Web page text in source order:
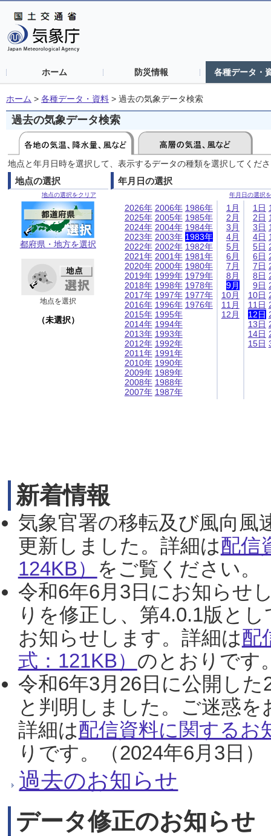
ホーム 防災情報 各種データ・
ホーム > 各種データ・資料 > 過去の気象データ検索
過去の気象データ検索
地点と年月日時を選択して、表示するデータの種類を選択してくだ
地点の選択
地点の選択をクリア
都府県・地方を選択
地点を選択
（未選択）
年月日の選択
年月日の選択
2026年
2025年
2024年
2023年
2022年
2021年
2020年
2019年
2018年
2017年
2016年
2015年
2014年
2013年
2012年
2011年
2010年
2009年
2008年
2007年
2006年
2005年
2004年
2003年
2002年
2001年
2000年
1999年
1998年
1997年
1996年
1995年
1994年
1993年
1992年
1991年
1990年
1989年
1988年
1987年
1986年
1985年
1984年
1983年
1982年
1981年
1980年
1979年
1978年
1977年
1976年
1月
2月
3月
4月
5月
6月
7月
8月
9月
10月
11月
12月
1日
2日
3日
4日
5日
6日
7日
8日
9日
10日
11日
12日
13日
14日
15日
新着情報
気象官署の移転及び風向風
更新しました。詳細は配信
124KB） をご覧ください。
令和6年6月3日にお知らせ
りを修正し、第4.0.1版と
お知らせします。詳細は配
式：121KB） のとおりです
令和6年3月26日に公開し
と判明しました。ご迷惑
詳細は配信資料に関するお
りです。（2024年6月3日）
過去のお知らせ
データ修正のお知らせ